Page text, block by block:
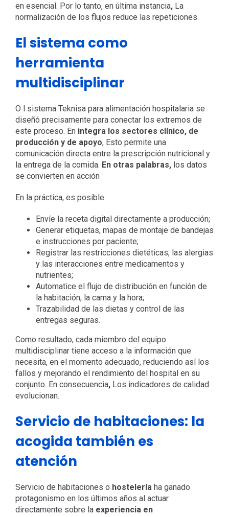
en esencial. Por lo tanto, en última instancia,La
normalización de los flujos reduce las repeticiones.
El sistema como
herramienta
multidisciplinar
O l sistema Teknisa para alimentación hospitalaria se
diseñó precisamente para conectar los extremos de
este proceso. En integra los sectores clínico, de
producción y de apoyo, Esto permite una
comunicación directa entre la prescripción nutricional y
la entrega de la comida. En otras palabras,los datos
se convierten en acción
En la práctica, es posible:
Envíe la receta digital directamente a producción;
Generar etiquetas, mapas de montaje de bandejas
e instrucciones por paciente;
Registrar las restricciones dietéticas, las alergias
y las interacciones entre medicamentos y
nutrientes;
Automatice el flujo de distribución en función de
la habitación, la cama y la hora;
Trazabilidad de las dietas y control de las
entregas seguras.
Como resultado, cada miembro del equipo
multidisciplinar tiene acceso a la información que
necesita, en el momento adecuado, reduciendo así los
fallos y mejorando el rendimiento del hospital en su
conjunto. En consecuencia,Los indicadores de calidad
evolucionan.
Servicio de habitaciones: la
acogida también es
atención
Servicio de habitaciones o hostelería ha ganado
protagonismo en los últimos años al actuar
directamente sobre la experiencia en